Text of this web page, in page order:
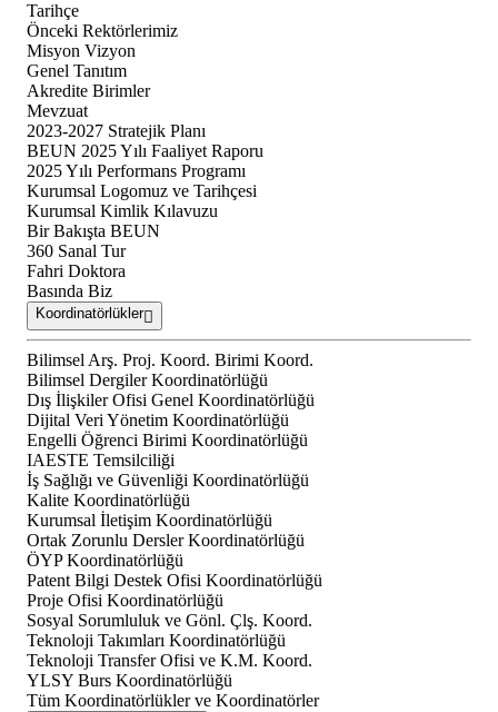
Tarihçe
Önceki Rektörlerimiz
Misyon Vizyon
Genel Tanıtım
Akredite Birimler
Mevzuat
2023-2027 Stratejik Planı
BEUN 2025 Yılı Faaliyet Raporu
2025 Yılı Performans Programı
Kurumsal Logomuz ve Tarihçesi
Kurumsal Kimlik Kılavuzu
Bir Bakışta BEUN
360 Sanal Tur
Fahri Doktora
Basında Biz
Koordinatörlükler
Bilimsel Arş. Proj. Koord. Birimi Koord.
Bilimsel Dergiler Koordinatörlüğü
Dış İlişkiler Ofisi Genel Koordinatörlüğü
Dijital Veri Yönetim Koordinatörlüğü
Engelli Öğrenci Birimi Koordinatörlüğü
IAESTE Temsilciliği
İş Sağlığı ve Güvenliği Koordinatörlüğü
Kalite Koordinatörlüğü
Kurumsal İletişim Koordinatörlüğü
Ortak Zorunlu Dersler Koordinatörlüğü
ÖYP Koordinatörlüğü
Patent Bilgi Destek Ofisi Koordinatörlüğü
Proje Ofisi Koordinatörlüğü
Sosyal Sorumluluk ve Gönl. Çlş. Koord.
Teknoloji Takımları Koordinatörlüğü
Teknoloji Transfer Ofisi ve K.M. Koord.
YLSY Burs Koordinatörlüğü
Tüm Koordinatörlükler ve Koordinatörler